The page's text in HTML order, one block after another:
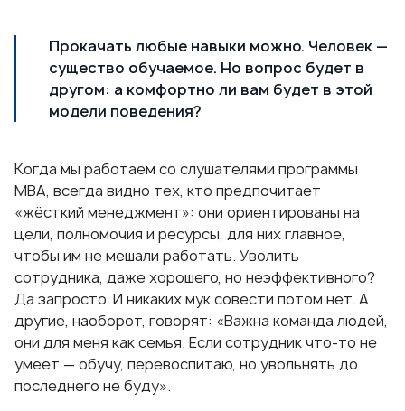
Прокачать любые навыки можно. Человек —
существо обучаемое. Но вопрос будет в
другом: а комфортно ли вам будет в этой
модели поведения?
Когда мы работаем со слушателями программы
МВА, всегда видно тех, кто предпочитает
«жёсткий менеджмент»: они ориентированы на
цели, полномочия и ресурсы, для них главное,
чтобы им не мешали работать. Уволить
сотрудника, даже хорошего, но неэффективного?
Да запросто. И никаких мук совести потом нет. А
другие, наоборот, говорят: «Важна команда людей,
они для меня как семья. Если сотрудник что-то не
умеет — обучу, перевоспитаю, но увольнять до
последнего не буду».